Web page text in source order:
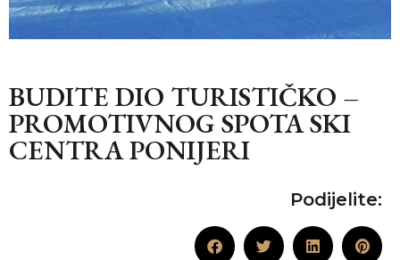
BUDITE DIO TURISTIČKO –
PROMOTIVNOG SPOTA SKI
CENTRA PONIJERI
Podijelite: